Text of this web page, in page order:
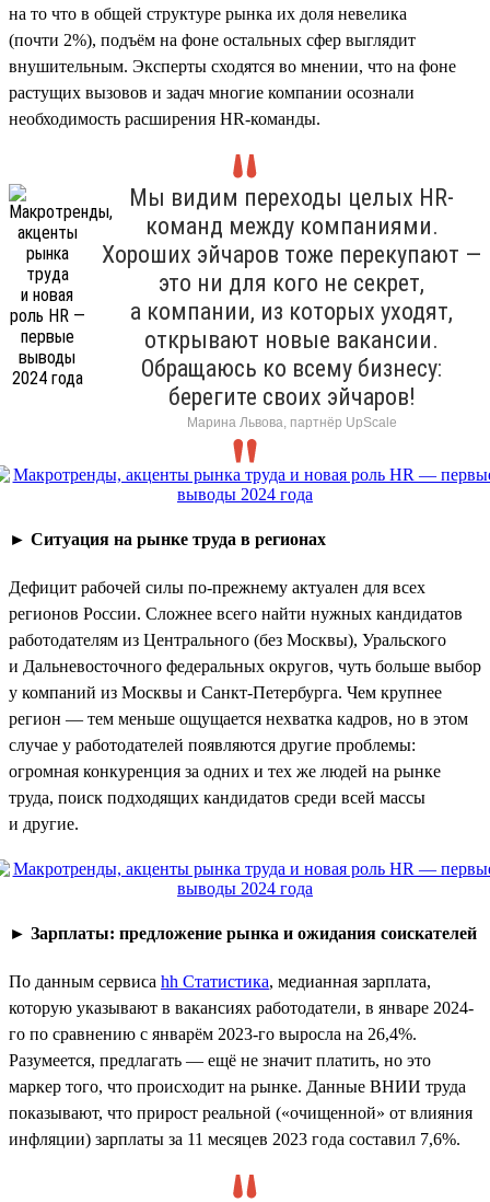
на то что в общей структуре рынка их доля невелика
(почти 2%), подъём на фоне остальных сфер выглядит
внушительным. Эксперты сходятся во мнении, что на фоне
растущих вызовов и задач многие компании осознали
необходимость расширения HR-команды.
Мы видим переходы целых HR-
команд между компаниями.
Хороших эйчаров тоже перекупают —
это ни для кого не секрет,
а компании, из которых уходят,
открывают новые вакансии.
Обращаюсь ко всему бизнесу:
берегите своих эйчаров!
Марина Львова, партнёр UpScale
► Ситуация на рынке труда в регионах
Дефицит рабочей силы по-прежнему актуален для всех
регионов России. Сложнее всего найти нужных кандидатов
работодателям из Центрального (без Москвы), Уральского
и Дальневосточного федеральных округов, чуть больше выбор
у компаний из Москвы и Санкт-Петербурга. Чем крупнее
регион — тем меньше ощущается нехватка кадров, но в этом
случае у работодателей появляются другие проблемы:
огромная конкуренция за одних и тех же людей на рынке
труда, поиск подходящих кандидатов среди всей массы
и другие.
► Зарплаты: предложение рынка и ожидания соискателей
По данным сервиса hh Статистика, медианная зарплата,
которую указывают в вакансиях работодатели, в январе 2024-
го по сравнению с январём 2023-го выросла на 26,4%.
Разумеется, предлагать — ещё не значит платить, но это
маркер того, что происходит на рынке. Данные ВНИИ труда
показывают, что прирост реальной («очищенной» от влияния
инфляции) зарплаты за 11 месяцев 2023 года составил 7,6%.